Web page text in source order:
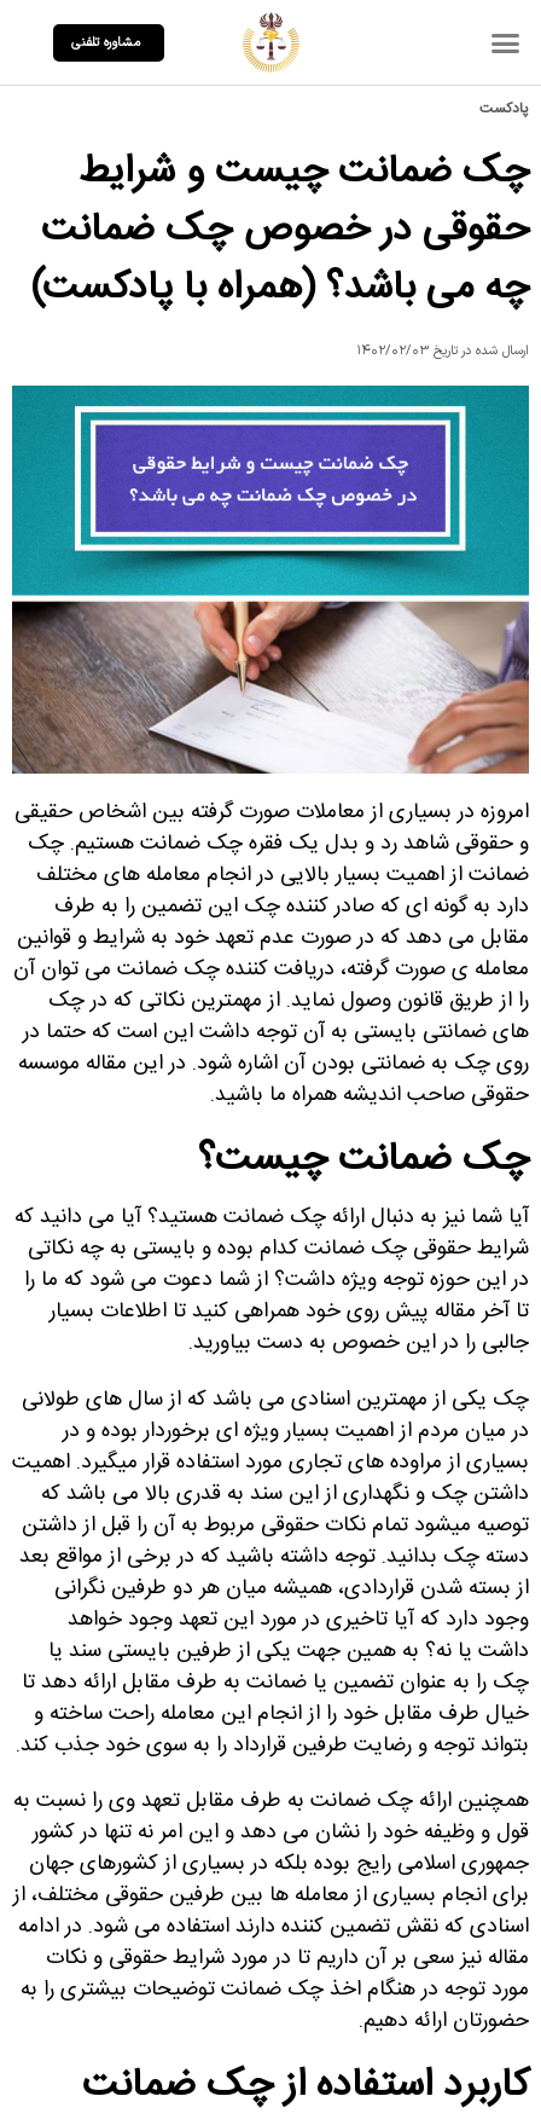
مشاوره تلفنی
پادکست
چک ضمانت چیست و شرایط
حقوقی در خصوص چک ضمانت
چه می باشد؟ (همراه با پادکست)
ارسال شده در تاریخ ۱۴۰۲/۰۲/۰۳
امروزه در بسیاری از معاملات صورت گرفته بین اشخاص حقیقی
و حقوقی شاهد رد و بدل یک فقره چک ضمانت هستیم. چک
ضمانت از اهمیت بسیار بالایی در انجام معامله های مختلف
دارد به گونه ای که صادر کننده چک این تضمین را به طرف
مقابل می دهد که در صورت عدم تعهد خود به شرایط و قوانین
معامله ی صورت گرفته، دریافت کننده چک ضمانت می توان آن
را از طریق قانون وصول نماید. از مهمترین نکاتی که در چک
های ضمانتی بایستی به آن توجه داشت این است که حتما در
روی چک به ضمانتی بودن آن اشاره شود. در این مقاله موسسه
حقوقی صاحب اندیشه همراه ما باشید.
چک ضمانت چیست؟
آیا شما نیز به دنبال ارائه چک ضمانت هستید؟ آیا می دانید که
شرایط حقوقی چک ضمانت کدام بوده و بایستی به چه نکاتی
در این حوزه توجه ویژه داشت؟ از شما دعوت می شود که ما را
تا آخر مقاله پیش روی خود همراهی کنید تا اطلاعات بسیار
جالبی را در این خصوص به دست بیاورید.
چک یکی از مهمترین اسنادی می باشد که از سال های طولانی
در میان مردم از اهمیت بسیار ویژه ای برخوردار بوده و در
بسیاری از مراوده های تجاری مورد استفاده قرار میگیرد. اهمیت
داشتن چک و نگهداری از این سند به قدری بالا می باشد که
توصیه میشود تمام نکات حقوقی مربوط به آن را قبل از داشتن
دسته چک بدانید. توجه داشته باشید که در برخی از مواقع بعد
از بسته شدن قراردادی، همیشه میان هر دو طرفین نگرانی
وجود دارد که آیا تاخیری در مورد این تعهد وجود خواهد
داشت یا نه؟ به همین جهت یکی از طرفین بایستی سند یا
چک را به عنوان تضمین یا ضمانت به طرف مقابل ارائه دهد تا
خیال طرف مقابل خود را از انجام این معامله راحت ساخته و
بتواند توجه و رضایت طرفین قرارداد را به سوی خود جذب کند.
همچنین ارائه چک ضمانت به طرف مقابل تعهد وی را نسبت به
قول و وظیفه خود را نشان می دهد و این امر نه تنها در کشور
جمهوری اسلامی رایج بوده بلکه در بسیاری از کشورهای جهان
برای انجام بسیاری از معامله ها بین طرفین حقوقی مختلف، از
اسنادی که نقش تضمین کننده دارند استفاده می شود. در ادامه
مقاله نیز سعی بر آن داریم تا در مورد شرایط حقوقی و نکات
مورد توجه در هنگام اخذ چک ضمانت توضیحات بیشتری را به
حضورتان ارائه دهیم.
کاربرد استفاده از چک ضمانت